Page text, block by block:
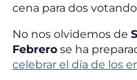
cena para dos
No nos olvidemos de
Febrero se ha
celebrar el día de los